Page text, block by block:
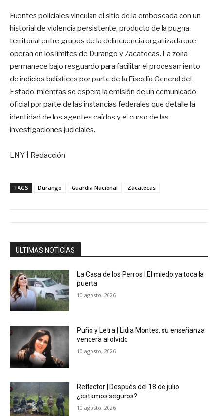
Fuentes policiales vinculan el sitio de la emboscada con un
historial de violencia persistente, producto de la pugna
territorial entre grupos de la delincuencia organizada que
operan en los límites de Durango y Zacatecas. La zona
permanece bajo resguardo para facilitar el procesamiento
de indicios balísticos por parte de la Fiscalía General del
Estado, mientras se espera la emisión de un comunicado
oficial por parte de las instancias federales que detalle la
identidad de los agentes caídos y el curso de las
investigaciones judiciales.
LNY | Redacción
TAGS Durango Guardia Nacional Zacatecas
ÚLTIMAS NOTICIAS
La Casa de los Perros | El miedo ya toca la
puerta
10 agosto, 2026
Puño y Letra | Lidia Montes: su enseñanza
vencerá al olvido
10 agosto, 2026
Reflector | Después del 18 de julio
¿estamos seguros?
10 agosto, 2026